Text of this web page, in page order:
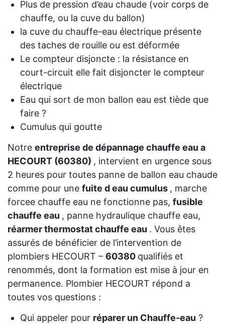
Plus de pression d’eau chaude (voir corps de
chauffe, ou la cuve du ballon)
la cuve du chauffe-eau électrique présente
des taches de rouille ou est déformée
Le compteur disjoncte : la résistance en
court-circuit elle fait disjoncter le compteur
électrique
Eau qui sort de mon ballon eau est tiède que
faire ?
Cumulus qui goutte
Notre entreprise de dépannage chauffe eau a
HECOURT (60380) , intervient en urgence sous
2 heures pour toutes panne de ballon eau chaude
comme pour une fuite d eau cumulus , marche
forcee chauffe eau ne fonctionne pas, fusible
chauffe eau , panne hydraulique chauffe eau,
réarmer thermostat chauffe eau . Vous êtes
assurés de bénéficier de l’intervention de
plombiers HECOURT – 60380 qualifiés et
renommés, dont la formation est mise à jour en
permanence. Plombier HECOURT répond a
toutes vos questions :
Qui appeler pour réparer un Chauffe-eau ?